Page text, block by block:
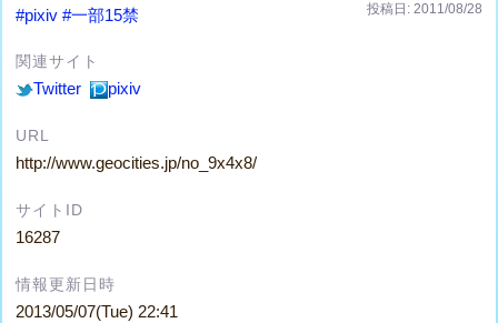
投稿日: 2011/08/28
#pixiv #一部15禁
関連サイト
Twitter pixiv
URL
http://www.geocities.jp/no_9x4x8/
サイトID
16287
情報更新日時
2013/05/07(Tue) 22:41